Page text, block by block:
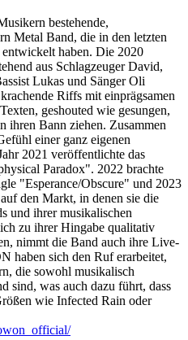
bestehende,
Metal Band, die in den letzten
haben. Die 2020
aus Schlagzeuger David,
Lukas und Sänger Oli
Riffs mit einprägsamen
geshouted wie gesungen,
ihren Bann ziehen. Zusammen
einer ganz eigenen
2021 veröffentlichte das
Paradox". 2022 brachte
"Esperance/Obscure" und 2023
den Markt, in denen sie die
und ihrer musikalischen
zu ihrer Hingabe qualitativ
nimmt die Band auch ihre Live-
haben sich den Ruf erarbeitet,
die sowohl musikalisch
sind, was auch dazu führt, dass
wie Infected Rain oder